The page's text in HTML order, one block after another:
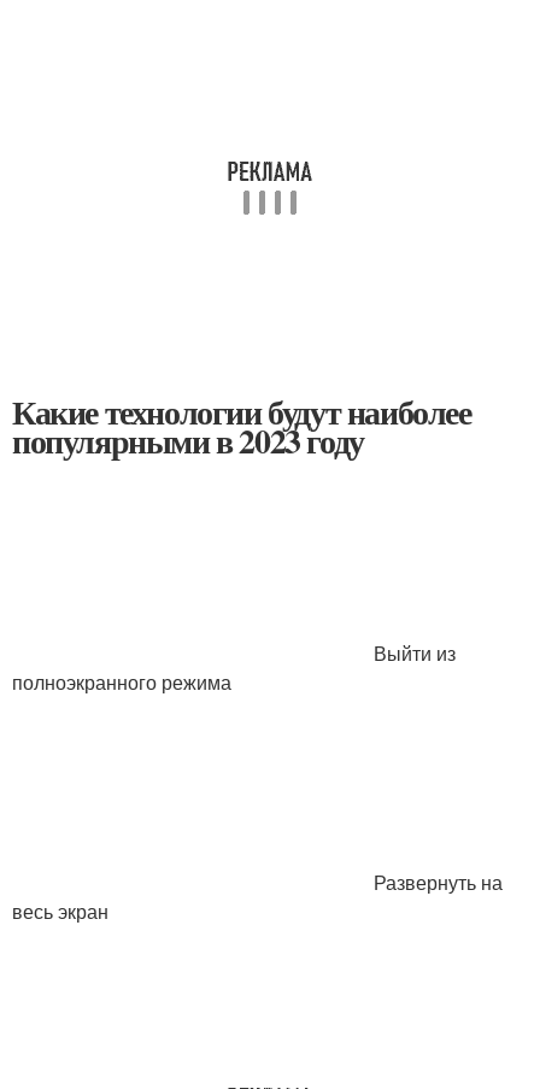
Какие технологии будут наиболее
популярными в 2023 году
Выйти из
полноэкранного режима
Развернуть на
весь экран